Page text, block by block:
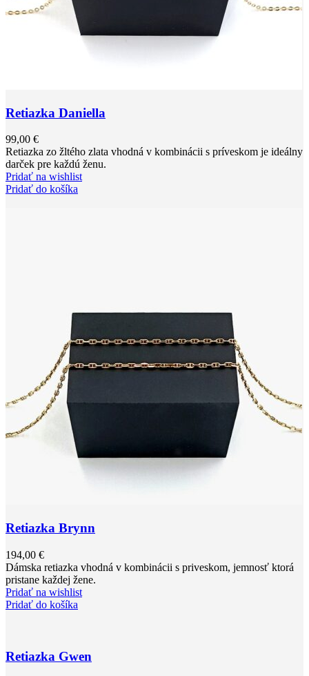
Retiazka Daniella
99,00 €
Retiazka zo žltého zlata vhodná v kombinácii s príveskom je ideálny
darček pre každú ženu.
Pridať na wishlist
Pridať do košíka
Retiazka Brynn
194,00 €
Dámska retiazka vhodná v kombinácii s priveskom, jemnosť ktorá
pristane každej žene.
Pridať na wishlist
Pridať do košíka
Retiazka Gwen